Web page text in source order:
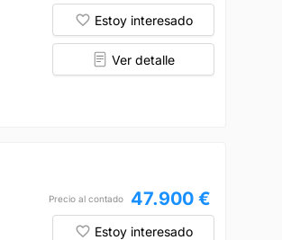
Estoy interesado
Ver detalle
Precio al contado 47.900 €
Estoy interesado